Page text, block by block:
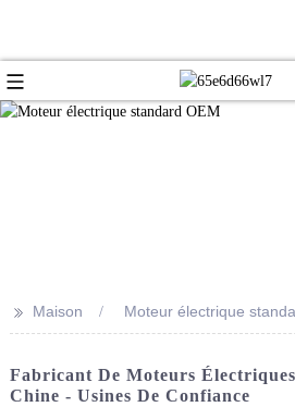
>> Maison Moteur électrique
Fabricant De Moteurs
Chine - Usines De Confiance